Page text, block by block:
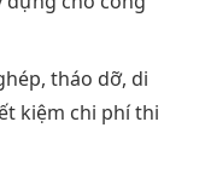
tháo dỡ, di
kiệm chi phí thi